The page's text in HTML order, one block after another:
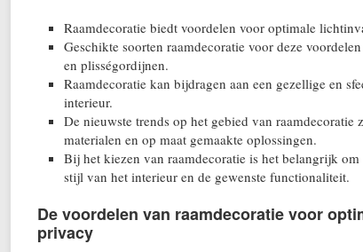
Raamdecoratie biedt voordelen voor optimale
Geschikte soorten raamdecoratie voor deze
en plisségordijnen.
Raamdecoratie kan bijdragen aan een gezellige en
interieur.
De nieuwste trends op het gebied van
materialen en op maat gemaakte oplossingen.
Bij het kiezen van raamdecoratie is het belangrijk
stijl van het interieur en de gewenste functionaliteit.
De voordelen van raamdecoratie voor
privacy